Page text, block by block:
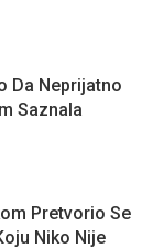
Da Neprijatno
Saznala
Pretvorio Se
Niko Nije